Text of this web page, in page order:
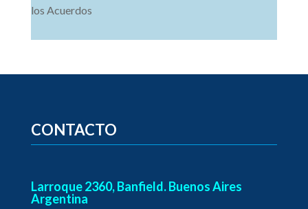
los Acuerdos
CONTACTO
Larroque 2360, Banfield. Buenos Aires
Argentina